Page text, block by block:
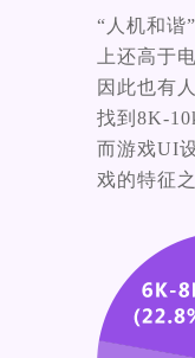
“人机和谐
上还高于
因此也有
找到8K-
而游戏UI
戏的特征之